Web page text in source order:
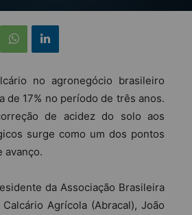
no agronegócio brasileiro
de 17% no período de três anos.
de acidez do solo aos
surge como um dos pontos
avanço.
da Associação Brasileira
Agrícola (Abracal), João